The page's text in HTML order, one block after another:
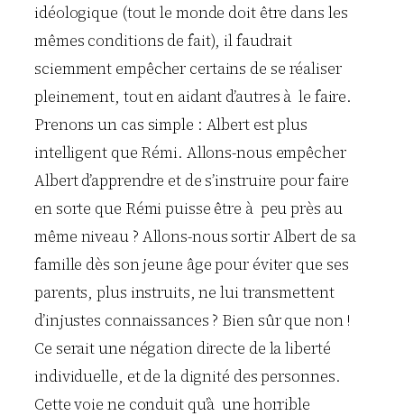
idéologique (tout le monde doit être dans les
mêmes conditions de fait), il faudrait
sciemment empêcher certains de se réaliser
pleinement, tout en aidant d’autres à le faire.
Prenons un cas simple : Albert est plus
intelligent que Rémi. Allons-nous empêcher
Albert d’apprendre et de s’instruire pour faire
en sorte que Rémi puisse être à peu près au
même niveau ? Allons-nous sortir Albert de sa
famille dès son jeune âge pour éviter que ses
parents, plus instruits, ne lui transmettent
d’injustes connaissances ? Bien sûr que non !
Ce serait une négation directe de la liberté
individuelle, et de la dignité des personnes.
Cette voie ne conduit qu’à une horrible